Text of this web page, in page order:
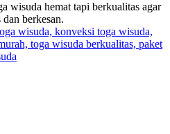
wisuda hemat tapi berkualitas agar
berkesan.
wisuda, konveksi toga wisuda,
toga wisuda berkualitas, paket